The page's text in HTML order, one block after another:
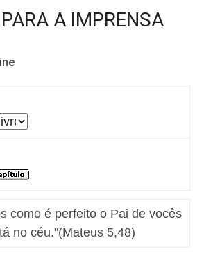
A IMPRENSA
como é perfeito o Pai de vocês
no céu."(Mateus 5,48)